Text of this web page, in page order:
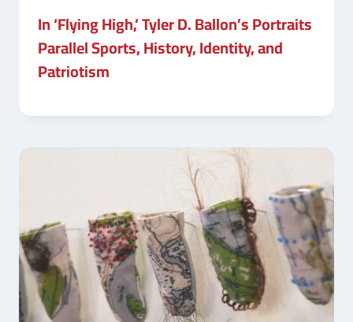
In ‘Flying High,’ Tyler D. Ballon’s Portraits
Parallel Sports, History, Identity, and
Patriotism